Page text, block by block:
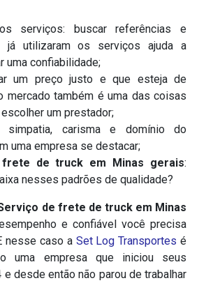
serviços: buscar referências e
já utilizaram os serviços ajuda a
uma confiabilidade;
um preço justo e que esteja de
mercado também é uma das coisas
um prestador;
simpatia, carisma e domínio do
uma empresa se destacar;
de truck em Minas gerais:
nesses padrões de qualidade?
de frete de truck em Minas
e confiável você precisa
nesse caso a Set Log Transportes é
uma empresa que iniciou seus
desde então não parou de trabalhar